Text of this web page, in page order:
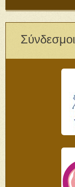
Σύνδεσμοι